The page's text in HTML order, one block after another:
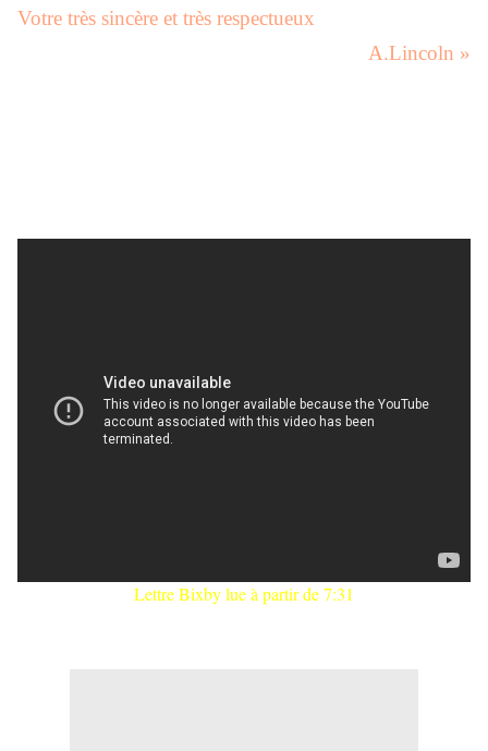
Votre très sincère et très respectueux
A.Lincoln »
Lettre Bixby lue à partir de 7:31